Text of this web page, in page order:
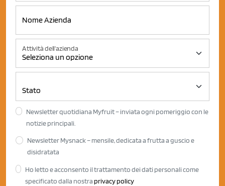
Attività dell'azienda
Newsletter quotidiana Myfruit – inviata ogni pomeriggio con le
notizie principali.
Newsletter Mysnack – mensile, dedicata a frutta a guscio e
disidratata
Ho letto e acconsento il trattamento dei dati personali come
specificato dalla nostra privacy policy